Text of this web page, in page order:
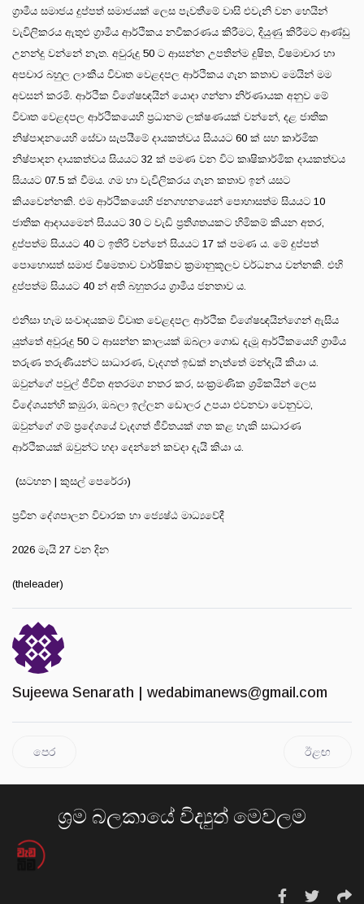
ග්‍රාමීය සමාජය දුප්පත් සමාජයක් ලෙස පැවතීමේ වාසි එවැනි වන හෙයින්
වැවිලිකරය ඇතුළු ග්‍රාමීය ආර්ථිකය නවීකරණය කිරීමට, දියුණු කිරීමට ආණ්ඩු
උනන්දු වන්නේ නැත. අවුරුදු 50 ට ආසන්න උපතින්ම දූෂිත, විෂමාචාර හා
අපචාර බහුල ලාංකීය විවෘත වෙළදපල ආර්ථිකය ගැන කතාව මෙයින් මම
අවසන් කරමි. ආර්ථික විශේෂඥයින් යොදා ගන්නා නිර්ණායක අනුව මේ
විවෘත වෙළදපල ආර්ථිකයෙහි ප්‍රධානම ලක්ෂණයක් වන්නේ, දළ ජාතික
නිෂ්පාදනයෙහි සේවා සැපයීමේ දායකත්වය සියයට 60 ක් සහ කාර්මික
නිෂ්පාදන දායකත්වය සියයට 32 ක් පමණ වන විට කෘෂිකාර්මික දායකත්වය
සියයට 07.5 ක් වීමය. ගම හා වැවිලිකරය ගැන කතාව ඉන් යසට
කියවෙන්නකි. එම ආර්ථිකයෙහි ජනගහනයෙන් පොහාසත්ම සියයට 10
ජාතික ආදායමෙන් සියයට 30 ට වැඩි ප්‍රතිශතයකට හිමිකම් කියන අතර,
දුප්පත්ම සියයට 40 ට ඉතිරි වන්නේ සියයට 17 ක් පමණ ය. මේ දුප්පත්
පොහොසත් සමාජ විෂමතාව වාර්ෂිකව ක්‍රමානුකූලව වර්ධනය වන්නකි. එහි
දුප්පත්ම සියයට 40 න් අති බහුතරය ග්‍රාමීය ජනතාව ය.
එනිසා හැම සංවාදයකම විවෘත වෙළදපල ආර්ථික විශේෂඥයින්ගෙන් ඇසිය
යුත්තේ අවුරුදු 50 ට ආසන්න කාලයක් ඔබලා ගොඩ දැමූ ආර්ථිකයෙහි ග්‍රාමීය
තරුණ තරුණියන්ට සාධාරණ, වැදගත් ඉඩක් නැත්තේ මන්දැයි කියා ය.
ඔවුන්ගේ පවුල් ජීවිත අතරමග නතර කර, සංක්‍රමණික ශ්‍රමිකයින් ලෙස
විදේශයන්හි කඹුරා, ඔබලා ඉල්ලන ඩොලර උපයා එවනවා වෙනුවට,
ඔවුන්ගේ ගම් ප්‍රදේශයේ වැදගත් ජීවිතයක් ගත කළ හැකි සාධාරණ
ආර්ථිකයක් ඔවුන්ට හදා දෙන්නේ කවදා දැයි කියා ය.
(සටහන | කුසල් පෙරේරා)
ප්‍රවීන දේශපාලන විචාරක හා ජ්‍යෙෂ්ඨ මාධ්‍යවේදී
2026 මැයි 27 වන දින
(theleader)
Sujeewa Senarath | wedabimanews@gmail.com
පෙර ඊළඟ
ශ්‍රම බලකායේ විද්‍යුත් මෙවලම